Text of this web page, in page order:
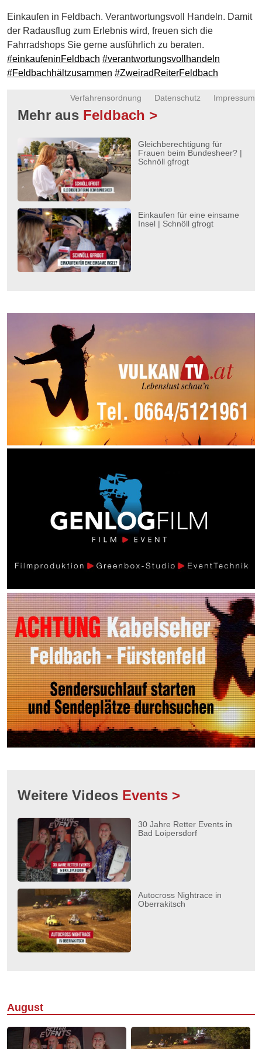
Schnöll
gfrogt
Zonen
Einkaufen in Feldbach. Verantwortungsvoll Handeln. Damit
der Radausflug zum Erlebnis wird, freuen sich die
Fahrradshops Sie gerne ausführlich zu beraten.
#einkaufeninFeldbach #verantwortungsvollhandeln
#Feldbachhältzusammen #ZweiradReiterFeldbach
Impressum
Datenschutz
Verfahrensordnung
Mehr aus Feldbach >
Gleichberechtigung für
Frauen beim Bundesheer? |
Schnöll gfrogt
Einkaufen für eine einsame
Insel | Schnöll gfrogt
Weitere Videos Events >
30 Jahre Retter Events in
Bad Loipersdorf
Autocross Nightrace in
Oberrakitsch
August